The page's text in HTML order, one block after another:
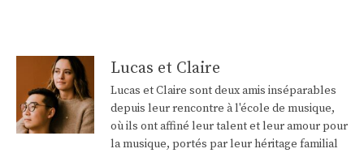
Lucas et Claire
Lucas et Claire sont deux amis inséparables
depuis leur rencontre à l'école de musique,
où ils ont affiné leur talent et leur amour pour
la musique, portés par leur héritage familial